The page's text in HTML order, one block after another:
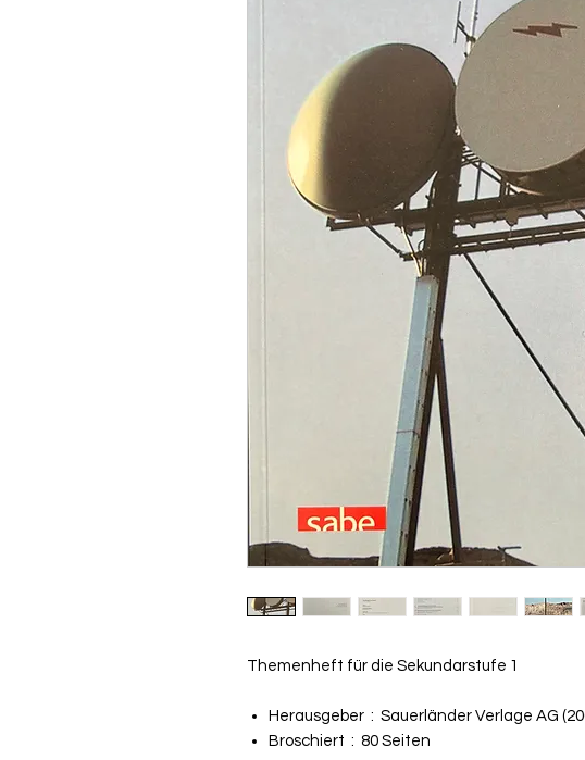
Themenheft für die Sekundarstufe 1
Herausgeber ‏ : ‎ Sauerländer Verlage AG
Broschiert ‏ : ‎ 80 Seiten